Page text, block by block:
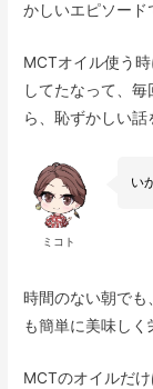
かしいエピソード
MCTオイル使う
してたなって、
ら、恥ずかしい
ミコト
い
時間のない朝で
も簡単に美味しく
MCTのオイルだ